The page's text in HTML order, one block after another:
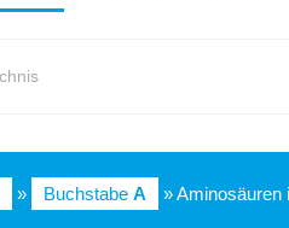
» Buchstabe A » Aminosäuren